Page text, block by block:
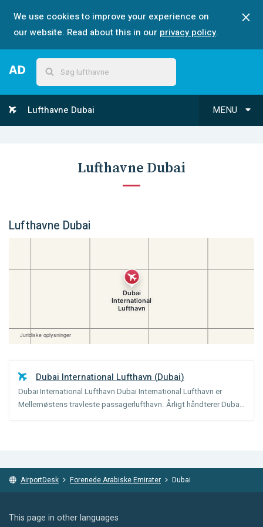
We use cookies to improve your experience on
our website. Read about this in our privacy policy.
MENU
Lufthavne Dubai
Lufthavne Dubai
Lufthavne Dubai
Dubai International Lufthavn (Dubai)
Dubai International Lufthavn Dubai International Lufthavn er
Mellemøstens travleste passagerlufthavn. Årligt håndterer Dubai
AirportDesk Forenede Arabiske Emirater Dubai
This page in other languages